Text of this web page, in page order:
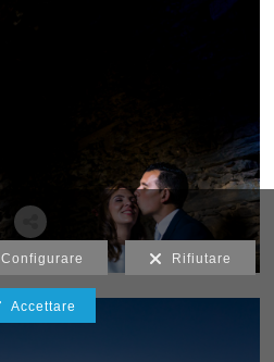
Configurare Rifiutare
Accettare